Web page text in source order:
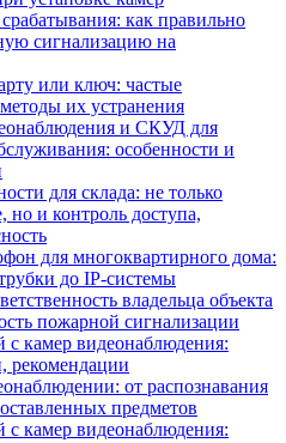
как правильно
сигнализацию на
или ключ: частые
их устранения
и СКУД для
особенности и
для склада: не только
но и контроль доступа,
для многоквартирного дома:
до IP-системы
владельца объекта
пожарной сигнализации
с камер видеонаблюдения:
рекомендации
от распознавания
предметов
с камер видеонаблюдения: